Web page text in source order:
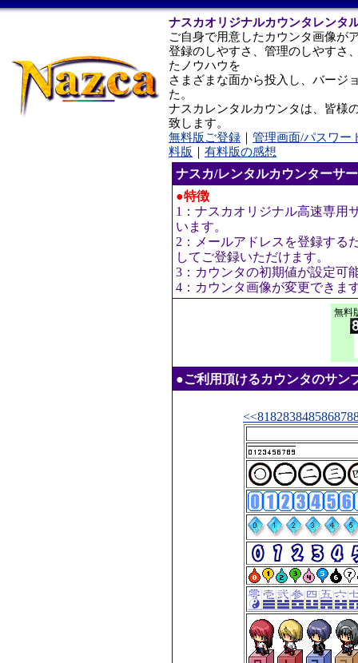
ナスカオリジナルカウンタレンタ
ご自身で用意したカウンタ画像が
登録のしやすさ、管理のしやすさ
たノウハウを
さまざまな面から投入し、バージ
た。
ナスカレンタルカウンタは、皆様
致します。
無料版ご登録 ｜ 管理画面/パスワー
料版 ｜ 有料版の感想
ナスカ/レンタルカウンターサ
●特徴
1：ナスカオリジナル高速専用
います。
2：メールアドレスを登録する
してご登録いただけます。
3：カウンタの初期値が設定可
4：カウンタ画像が変更できま
無料
●ご利用頂けるカウンタのサン
<<81828384858687